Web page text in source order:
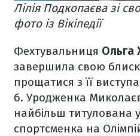
Лілія Подкопаєва зі
фото із Вікіпедії
Фехтувальниця Ольга
завершила свою
прощатися з її
б. Уродженка
найбільш титулована
спортсменка на